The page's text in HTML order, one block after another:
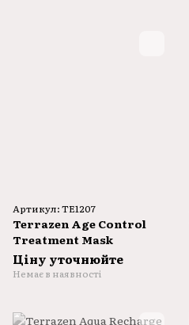
Артикул: TE1207
Terrazen Age Control
Treatment Mask
Ціну уточнюйте
Немає в наявності